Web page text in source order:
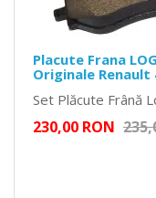
Placute Frana
Originale Renault
Set Plăcute Frână
230,00 RON